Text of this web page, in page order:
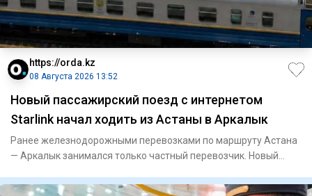
https://orda.kz
08 Августа 2026 13:52
Новый пассажирский поезд с интернетом
Starlink начал ходить из Астаны в Аркалык
Ранее железнодорожными перевозками по маршруту Астана
— Аркалык занимался только частный перевозчик. Новый